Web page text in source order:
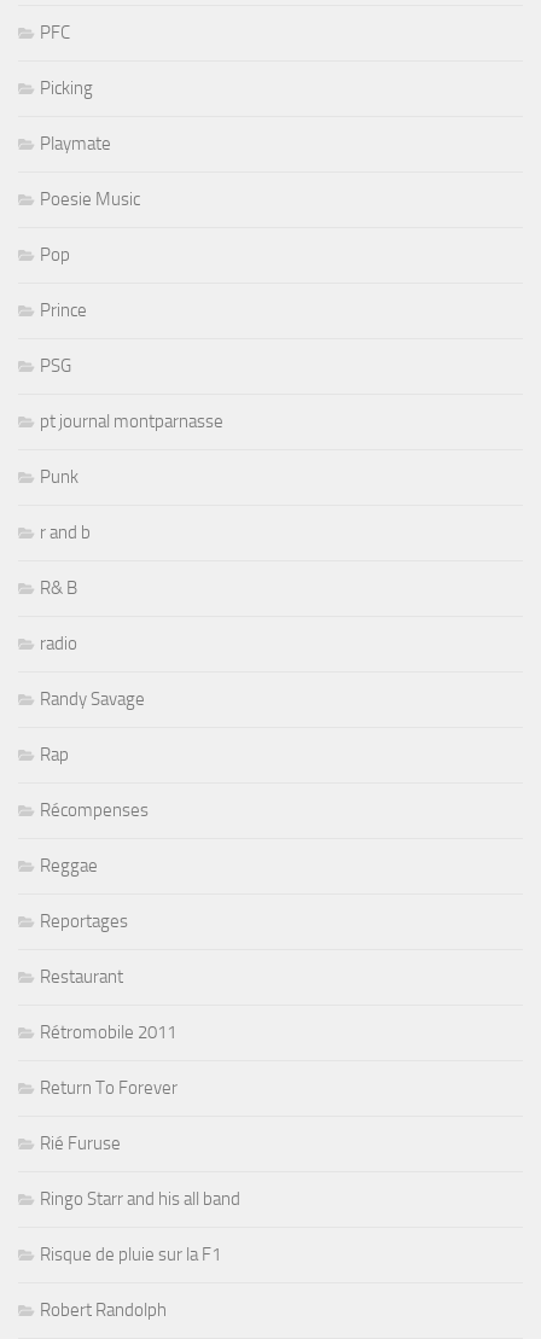
PFC
Picking
Playmate
Poesie Music
Pop
Prince
PSG
pt journal montparnasse
Punk
r and b
R& B
radio
Randy Savage
Rap
Récompenses
Reggae
Reportages
Restaurant
Rétromobile 2011
Return To Forever
Rié Furuse
Ringo Starr and his all band
Risque de pluie sur la F1
Robert Randolph